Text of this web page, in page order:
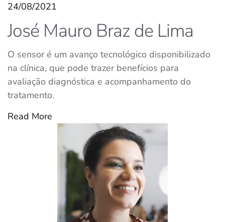
24/08/2021
José Mauro Braz de Lima
O sensor é um avanço tecnológico disponibilizado
na clínica, que pode trazer benefícios para
avaliação diagnóstica e acompanhamento do
tratamento.
Read More